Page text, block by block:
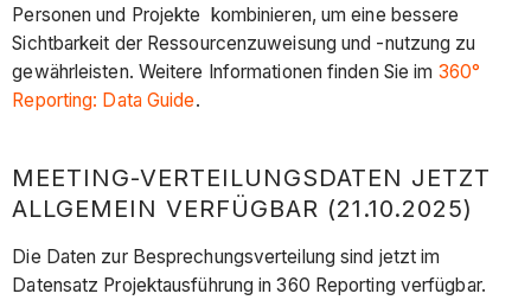
Personen und Projekte kombinieren, um eine bessere
Sichtbarkeit der Ressourcenzuweisung und -nutzung zu
gewährleisten. Weitere Informationen finden Sie im 360°
Reporting: Data Guide.
MEETING-VERTEILUNGSDATEN JETZT
ALLGEMEIN VERFÜGBAR (21.10.2025)
Die Daten zur Besprechungsverteilung sind jetzt im
Datensatz Projektausführung in 360 Reporting verfügbar.